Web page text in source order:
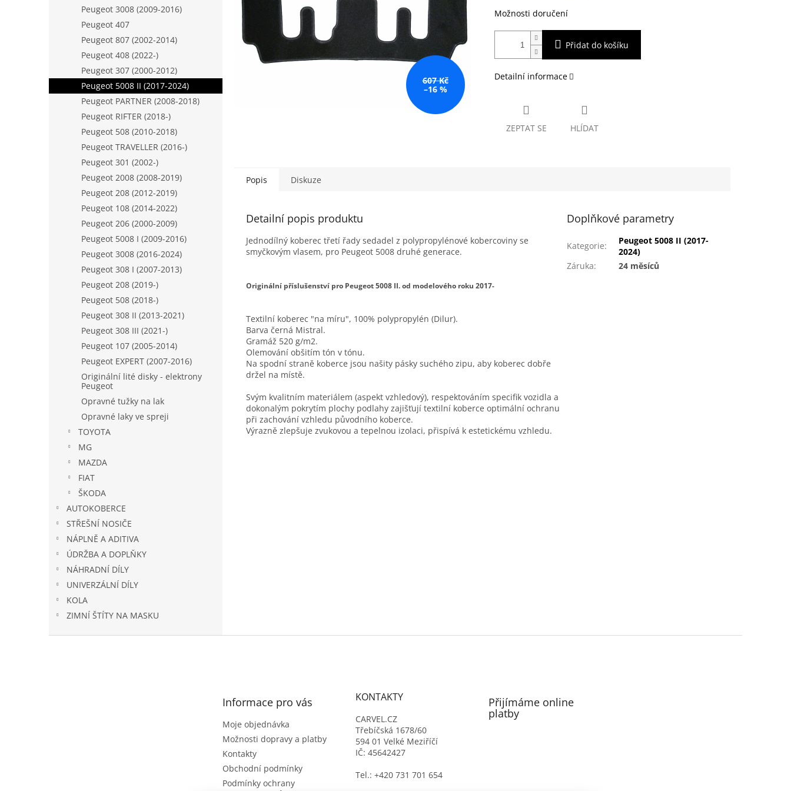
Peugeot 3008 (2009-2016)
Peugeot 407
Peugeot 807 (2002-2014)
Peugeot 408 (2022-)
Peugeot 307 (2000-2012)
Peugeot 5008 II (2017-2024)
Peugeot PARTNER (2008-2018)
Peugeot RIFTER (2018-)
Peugeot 508 (2010-2018)
Peugeot TRAVELLER (2016-)
Peugeot 301 (2002-)
Peugeot 2008 (2008-2019)
Peugeot 208 (2012-2019)
Peugeot 108 (2014-2022)
Peugeot 206 (2000-2009)
Peugeot 5008 I (2009-2016)
Peugeot 3008 (2016-2024)
Peugeot 308 I (2007-2013)
Peugeot 208 (2019-)
Peugeot 508 (2018-)
Peugeot 308 II (2013-2021)
Peugeot 308 III (2021-)
Peugeot 107 (2005-2014)
Peugeot EXPERT (2007-2016)
Originální lité disky - elektrony
Peugeot
Opravné tužky na lak
Opravné laky ve spreji
TOYOTA
MG
MAZDA
FIAT
ŠKODA
AUTOKOBERCE
STŘEŠNÍ NOSIČE
NÁPLNĚ A ADITIVA
ÚDRŽBA A DOPLŇKY
NÁHRADNÍ DÍLY
UNIVERZÁLNÍ DÍLY
KOLA
ZIMNÍ ŠTÍTY NA MASKU
607 Kč
–16 %
Možnosti doručení
Přidat do košíku
Detailní informace
ZEPTAT SE HLÍDAT
Popis Diskuze
Detailní popis produktu
Jednodílný koberec třetí řady sedadel z polypropylénové kobercoviny se
smyčkovým vlasem, pro Peugeot 5008 druhé generace.
Originální příslušenství pro Peugeot 5008 II. od modelového roku 2017-
Textilní koberec "na míru", 100% polypropylén (Dilur).
Barva černá Mistral.
Gramáž 520 g/m2.
Olemování obšitím tón v tónu.
Na spodní straně koberce jsou našity pásky suchého zipu, aby koberec dobře
držel na místě.
Svým kvalitním materiálem (aspekt vzhledový), respektováním specifik vozidla a
dokonalým pokrytím plochy podlahy zajišťují textilní koberce optimální ochranu
při zachování vzhledu původního koberce.
Výrazně zlepšuje zvukovou a tepelnou izolaci, přispívá k estetickému vzhledu.
Doplňkové parametry
Kategorie:
Peugeot 5008 II (2017-
2024)
Záruka: 24 měsíců
Informace pro vás
Moje objednávka
Možnosti dopravy a platby
Kontakty
Obchodní podmínky
Podmínky ochrany
KONTAKTY
CARVEL.CZ
Třebíčská 1678/60
594 01 Velké Meziříčí
IČ: 45642427
Tel.: +420 731 701 654
Přijímáme online
platby